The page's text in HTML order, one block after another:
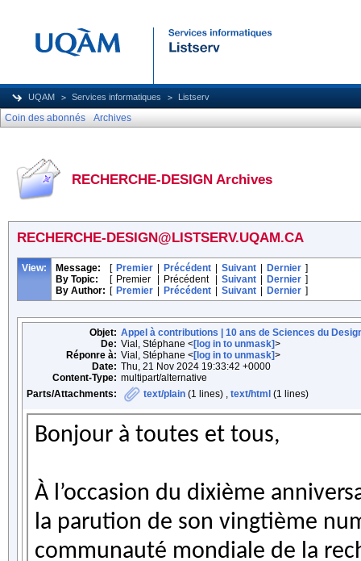
UQAM Services informatiques Listserv
Coin des abonnés Archives
RECHERCHE-DESIGN Archives
RECHERCHE-DESIGN@LISTSERV.UQAM.CA
View: Message: [ Premier Précédent Suivant Dernier ]
By Topic:
[ Premier Précédent Suivant Dernier ]
By Author: [ Premier Précédent Suivant Dernier ]
Objet: Appel à contributions | 10 ans de Sciences du
De: Vial, Stéphane <[log in to unmask]>
Réponre à: Vial, Stéphane <[log in to unmask]>
Date: Thu, 21 Nov 2024 19:33:42 +0000
Content-Type: multipart/alternative
Parts/Attachments:
text/plain (1 lines) , text/html (1 lines)